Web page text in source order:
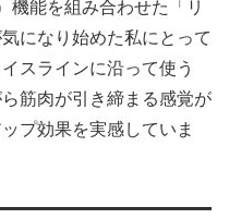
機能を組み合わせた「リ
になり始めた私にとって
スラインに沿って使う
筋肉が引き締まる感覚が
プ効果を実感していま